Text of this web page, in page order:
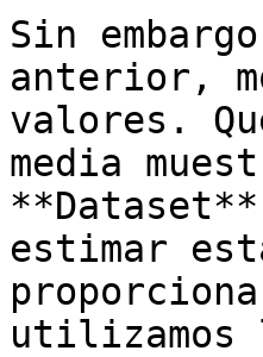
Sin
anterior,
valores.
media
estimar
utilizamos